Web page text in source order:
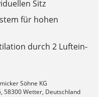
Sitz
für hohen
durch 2 Luftein-
Söhne KG
58300 Wetter, Deutschland